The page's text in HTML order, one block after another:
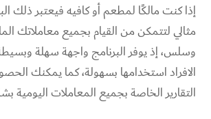
إذا كنت مالكًا لمطعم أو كافيه فيعتبر ذلك
مثالي لتتمكن من القيام بجميع معاملاتك
وسلس، إذ يوفر البرنامج واجهة سهلة
الافراد استخدامها بسهولة، كما يمكنك
التقارير الخاصة بجميع المعاملات